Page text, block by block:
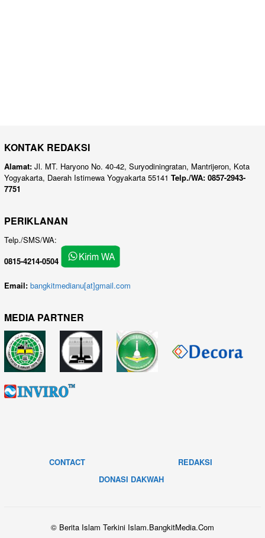
KONTAK REDAKSI
Alamat: Jl. MT. Haryono No. 40-42, Suryodiningratan, Mantrijeron, Kota
Yogyakarta, Daerah Istimewa Yogyakarta 55141 Telp./WA: 0857-2943-
7751
PERIKLANAN
Telp./SMS/WA:
0815-4214-0504
Email: bangkitmedianu[at]gmail.com
MEDIA PARTNER
CONTACT
REDAKSI
DONASI DAKWAH
© Berita Islam Terkini Islam.BangkitMedia.Com